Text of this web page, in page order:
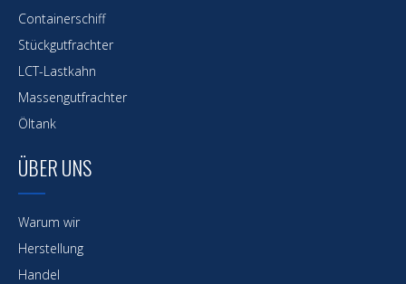
Containerschiff
Stückgutfrachter
LCT-Lastkahn
Massengutfrachter
Öltank
ÜBER UNS
Warum wir
Herstellung
Handel